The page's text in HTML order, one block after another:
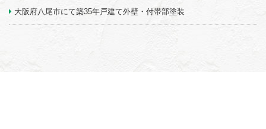
大阪府八尾市にて築35年戸建て外壁・付帯部塗装